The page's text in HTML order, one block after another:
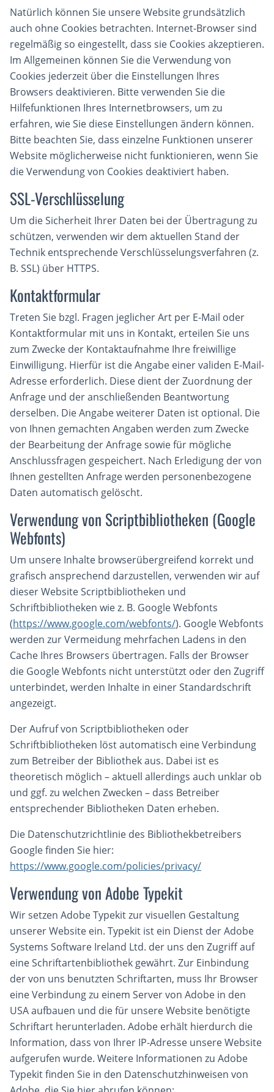
Natürlich können Sie unsere Website grundsätzlich
auch ohne Cookies betrachten. Internet-Browser sind
regelmäßig so eingestellt, dass sie Cookies akzeptieren.
Im Allgemeinen können Sie die Verwendung von
Cookies jederzeit über die Einstellungen Ihres
Browsers deaktivieren. Bitte verwenden Sie die
Hilfefunktionen Ihres Internetbrowsers, um zu
erfahren, wie Sie diese Einstellungen ändern können.
Bitte beachten Sie, dass einzelne Funktionen unserer
Website möglicherweise nicht funktionieren, wenn Sie
die Verwendung von Cookies deaktiviert haben.
SSL-Verschlüsselung
Um die Sicherheit Ihrer Daten bei der Übertragung zu
schützen, verwenden wir dem aktuellen Stand der
Technik entsprechende Verschlüsselungsverfahren (z.
B. SSL) über HTTPS.
Kontaktformular
Treten Sie bzgl. Fragen jeglicher Art per E-Mail oder
Kontaktformular mit uns in Kontakt, erteilen Sie uns
zum Zwecke der Kontaktaufnahme Ihre freiwillige
Einwilligung. Hierfür ist die Angabe einer validen E-Mail-
Adresse erforderlich. Diese dient der Zuordnung der
Anfrage und der anschließenden Beantwortung
derselben. Die Angabe weiterer Daten ist optional. Die
von Ihnen gemachten Angaben werden zum Zwecke
der Bearbeitung der Anfrage sowie für mögliche
Anschlussfragen gespeichert. Nach Erledigung der von
Ihnen gestellten Anfrage werden personenbezogene
Daten automatisch gelöscht.
Verwendung von Scriptbibliotheken (Google
Webfonts)
Um unsere Inhalte browserübergreifend korrekt und
grafisch ansprechend darzustellen, verwenden wir auf
dieser Website Scriptbibliotheken und
Schriftbibliotheken wie z. B. Google Webfonts
(https://www.google.com/webfonts/). Google Webfonts
werden zur Vermeidung mehrfachen Ladens in den
Cache Ihres Browsers übertragen. Falls der Browser
die Google Webfonts nicht unterstützt oder den Zugriff
unterbindet, werden Inhalte in einer Standardschrift
angezeigt.
Der Aufruf von Scriptbibliotheken oder
Schriftbibliotheken löst automatisch eine Verbindung
zum Betreiber der Bibliothek aus. Dabei ist es
theoretisch möglich – aktuell allerdings auch unklar ob
und ggf. zu welchen Zwecken – dass Betreiber
entsprechender Bibliotheken Daten erheben.
Die Datenschutzrichtlinie des Bibliothekbetreibers
Google finden Sie hier:
https://www.google.com/policies/privacy/
Verwendung von Adobe Typekit
Wir setzen Adobe Typekit zur visuellen Gestaltung
unserer Website ein. Typekit ist ein Dienst der Adobe
Systems Software Ireland Ltd. der uns den Zugriff auf
eine Schriftartenbibliothek gewährt. Zur Einbindung
der von uns benutzten Schriftarten, muss Ihr Browser
eine Verbindung zu einem Server von Adobe in den
USA aufbauen und die für unsere Website benötigte
Schriftart herunterladen. Adobe erhält hierdurch die
Information, dass von Ihrer IP-Adresse unsere Website
aufgerufen wurde. Weitere Informationen zu Adobe
Typekit finden Sie in den Datenschutzhinweisen von